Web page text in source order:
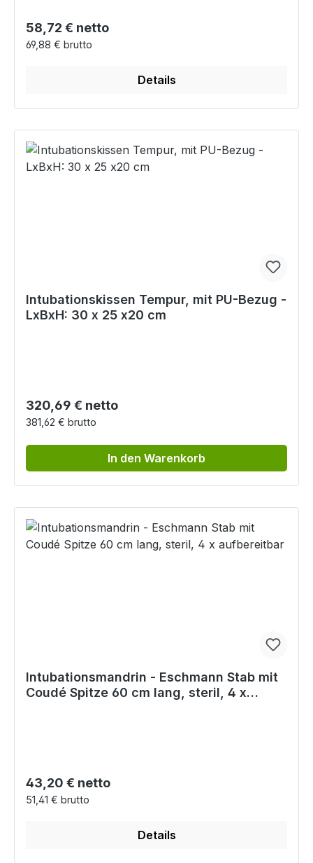
Regulärer Preis:
58,72 € netto
69,88 € brutto
Details
Intubationskissen Tempur, mit PU-Bezug -
LxBxH: 30 x 25 x20 cm
Regulärer Preis:
320,69 € netto
381,62 € brutto
In den Warenkorb
Intubationsmandrin - Eschmann Stab mit
Coudé Spitze 60 cm lang, steril, 4 x
Regulärer Preis:
43,20 € netto
51,41 € brutto
Details